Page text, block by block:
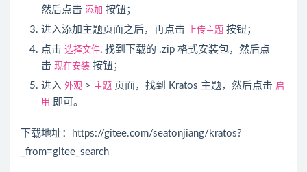
然后点击 添加 按钮；
进入添加主题页面之后，再点击
上传主题 按钮；
点击 选择文件, 找到下载的 .zip 格式安装包，然后点
击 现在安装 按钮；
进入 外观 > 主题 页面，找到 Kratos 主题，然后点击 启
用 即可。
下载地址：https://gitee.com/seatonjiang/kratos?
_from=gitee_search